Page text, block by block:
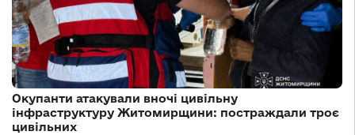
Окупанти атакували вночі цивільну
інфраструктуру Житомирщини: постраждали троє
цивільних